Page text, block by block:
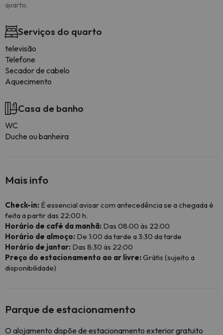
quarto.
Serviços do quarto
televisão
Telefone
Secador de cabelo
Aquecimento
Casa de banho
WC
Duche ou banheira
Mais info
Check-in: É essencial avisar com antecedência se a chegada é
feita a partir das 22:00 h.
Horário de café da manhã: Das 08:00 às 22:00
Horário de almoço: De 1:00 da tarde a 3:30 da tarde
Horário de jantar: Das 8:30 às 22:00
Preço do estacionamento ao ar livre:Grátis (sujeito a
disponibilidade)
Parque de estacionamento
O alojamento dispõe de estacionamento exterior gratuito